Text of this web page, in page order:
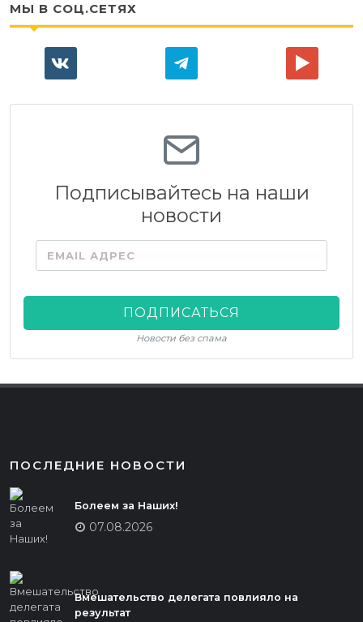
МЫ В СОЦ.СЕТЯХ
Подписывайтесь на наши
новости
EMAIL АДРЕС
ПОДПИСАТЬСЯ
Новости без спама
ПОСЛЕДНИЕ НОВОСТИ
Болеем за Наших!
07.08.2026
Вмешательство делегата повлияло на
результат